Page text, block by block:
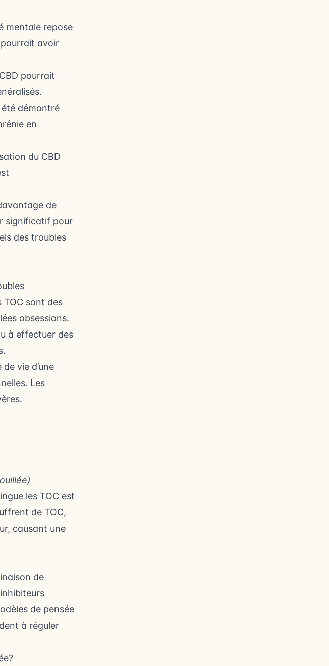
mentale repose
pourrait avoir
pourrait
été démontré
en
du CBD
de
significatif pour
des troubles
TOC sont des
obsessions.
à effectuer des
vie d’une
Les
les TOC est
de TOC,
causant une
de
de pensée
à réguler